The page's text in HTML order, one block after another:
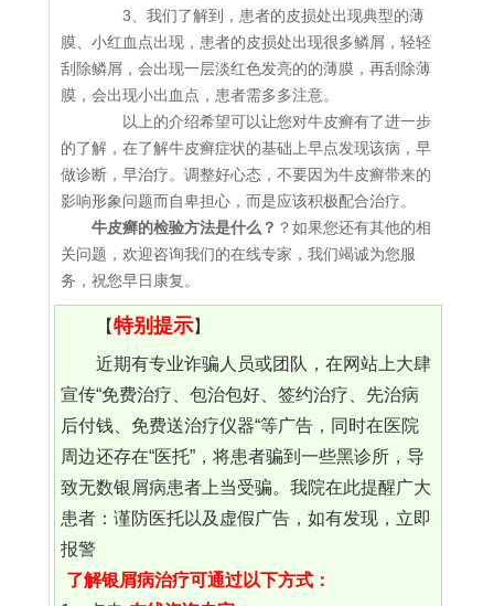
3、我们了解到，患者的皮损处出现典型的薄
膜、小红血点出现，患者的皮损处出现很多鳞屑，轻轻
刮除鳞屑，会出现一层淡红色发亮的的薄膜，再刮除薄
膜，会出现小出血点，患者需多多注意。
以上的介绍希望可以让您对牛皮癣有了进一步
的了解，在了解牛皮癣症状的基础上早点发现该病，早
做诊断，早治疗。调整好心态，不要因为牛皮癣带来的
影响形象问题而自卑担心，而是应该积极配合治疗。
牛皮癣的检验方法是什么？ ？如果您还有其他的相
关问题，欢迎咨询我们的在线专家，我们竭诚为您服
务，祝您早日康复。
【特别提示】
近期有专业诈骗人员或团队，在网站上大肆
宣传“免费治疗、包治包好、签约治疗、先治病
后付钱、免费送治疗仪器“等广告，同时在医院
周边还存在“医托”，将患者骗到一些黑诊所，导
致无数银屑病患者上当受骗。我院在此提醒广大
患者：谨防医托以及虚假广告，如有发现，立即
报警
了解银屑病治疗可通过以下方式：